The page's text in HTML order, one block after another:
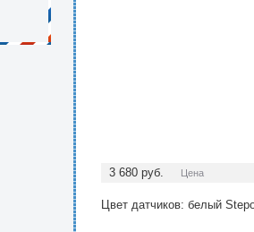
3 680 руб. Цена
Цвет датчиков: белый